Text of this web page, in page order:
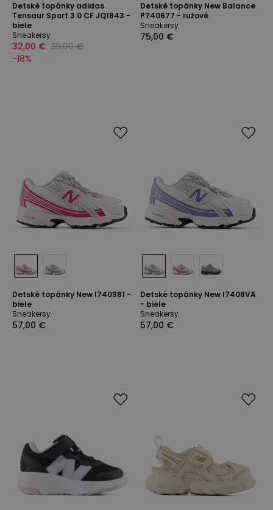
Detské topánky adidas
Tensaur Sport 3.0 CF JQ1843 -
biele
Sneakersy
32,00 € 39,00 €
-18%
Detské topánky New Balance
P740677 - ružové
Sneakersy
75,00 €
Detské topánky New I740981 -
biele
Sneakersy
57,00 €
Detské topánky New I7408VA
- biele
Sneakersy
57,00 €